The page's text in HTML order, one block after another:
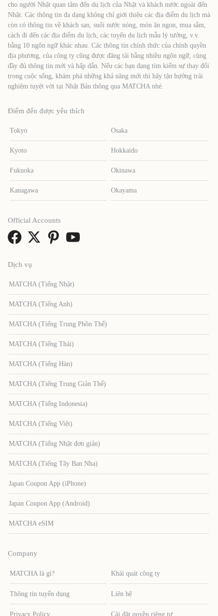
cho người Nhật quan tâm đến du lịch của Nhật và khách nước ngoài đến
Nhật. Các thông tin đa dạng không chỉ giới thiệu các địa điểm du lịch mà
còn có thông tin về khách sạn, suối nước nóng, món ăn ngon, mua sắm,
cách đi đến các địa điểm du lịch, các tuyến du lịch mẫu lý tưởng, v.v.
bằng 10 ngôn ngữ khác nhau. Các thông tin chính thức của chính quyền
địa phương, của công ty cũng được đăng tải bằng nhiều ngôn ngữ, cùng
đầy đủ thông tin mới và hấp dẫn. Nếu các bạn đang tìm kiếm sự thay đổi
trong cuộc sống, khám phá những khả năng mới thì hãy tận hưởng trải
nghiệm tuyệt vời tại Nhật Bản thông qua MATCHA nhé.
Điểm đến được yêu thích
Tokyo Osaka
Kyoto Hokkaido
Fukuoka Okinawa
Kanagawa Okayama
Dịch vụ
MATCHA (Tiếng Nhật)
MATCHA (Tiếng Anh)
MATCHA (Tiếng Trung Phồn Thể)
MATCHA (Tiếng Thái)
MATCHA (Tiếng Hàn)
MATCHA (Tiếng Trung Giản Thể)
MATCHA (Tiếng Indonesia)
MATCHA (Tiếng Việt)
MATCHA (Tiếng Nhật đơn giản)
MATCHA (Tiếng Tây Ban Nha)
Japan Coupon App (iPhone)
Japan Coupon App (Android)
MATCHA eSIM
Company
MATCHA là gì? Khái quát công ty
Thông tin tuyển dụng Liên hệ
Privacy Policy Cài đặt quyền riêng tư
Official Accounts